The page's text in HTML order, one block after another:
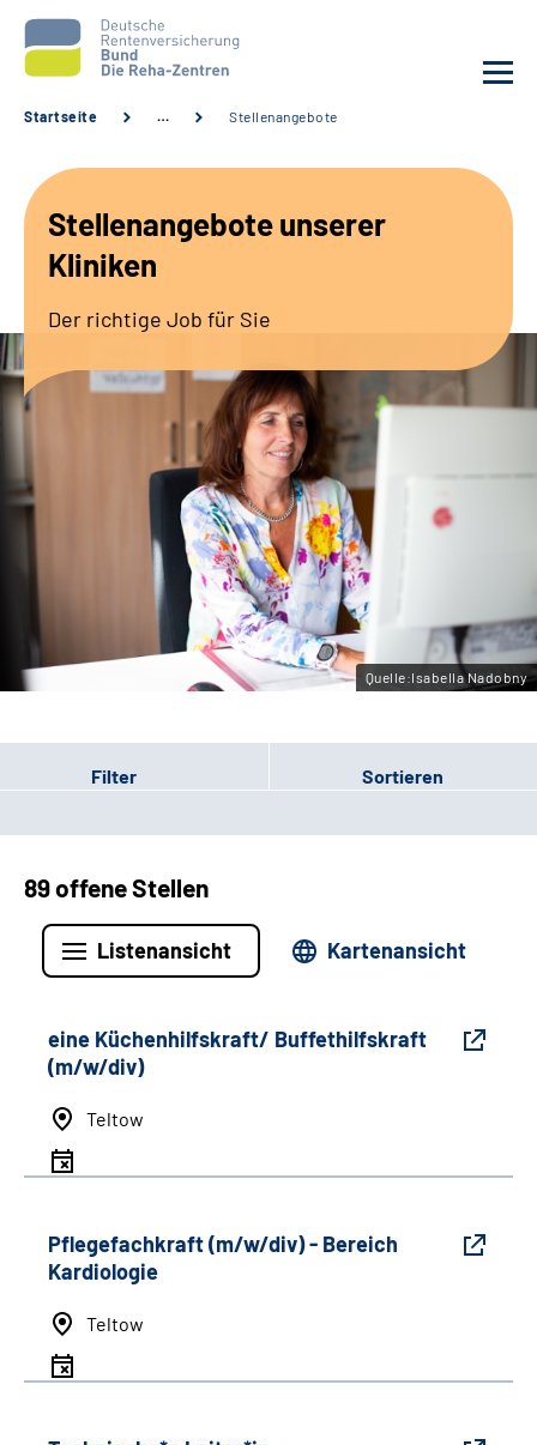
Unsere Kliniken
Sozialdienste & Zuweisende
Erweiterte Suche
Gebärdensprache
Leichte Sprache
Startseite … Stellenangebote
Stellenangebote unserer
Kliniken
Der richtige Job für Sie
Quelle:Isabella Nadobny
Filter Sortieren
89 offene Stellen
Listenansicht Kartenansicht
eine Küchenhilfskraft/ Buffethilfskraft
(m/w/div)
Teltow
Pflegefachkraft (m/w/div) - Bereich
Kardiologie
Teltow